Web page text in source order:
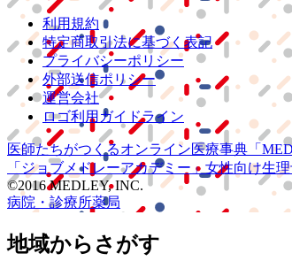
利用規約
特定商取引法に基づく表記
プライバシーポリシー
外部送信ポリシー
運営会社
ロゴ利用ガイドライン
医師たちがつくるオンライン医療事典 「
「ジョブメドレーアカデミー」 女性向け生
©2016 MEDLEY, INC.
病院・診療所薬局
地域からさがす